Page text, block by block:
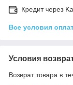
Кредит через
Все условия
Условия
Возврат товара в